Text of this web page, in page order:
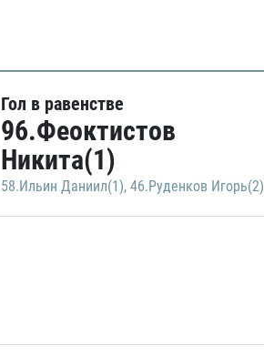
Гол в равенстве
96.Феоктистов
Никита(1)
58.Ильин Даниил(1), 46.Руденков Игорь(2)